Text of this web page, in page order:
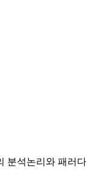
분석논리와 패러